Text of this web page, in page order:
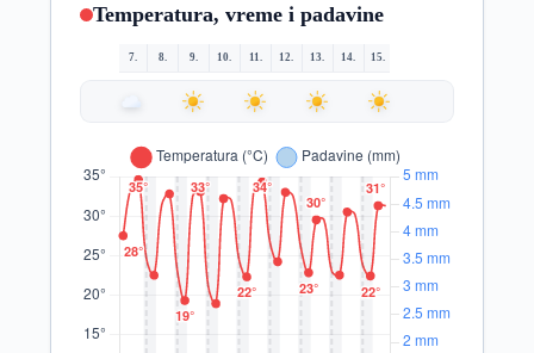
Temperatura, vreme i padavine
7. 8. 9. 10. 11. 12. 13. 14. 15.